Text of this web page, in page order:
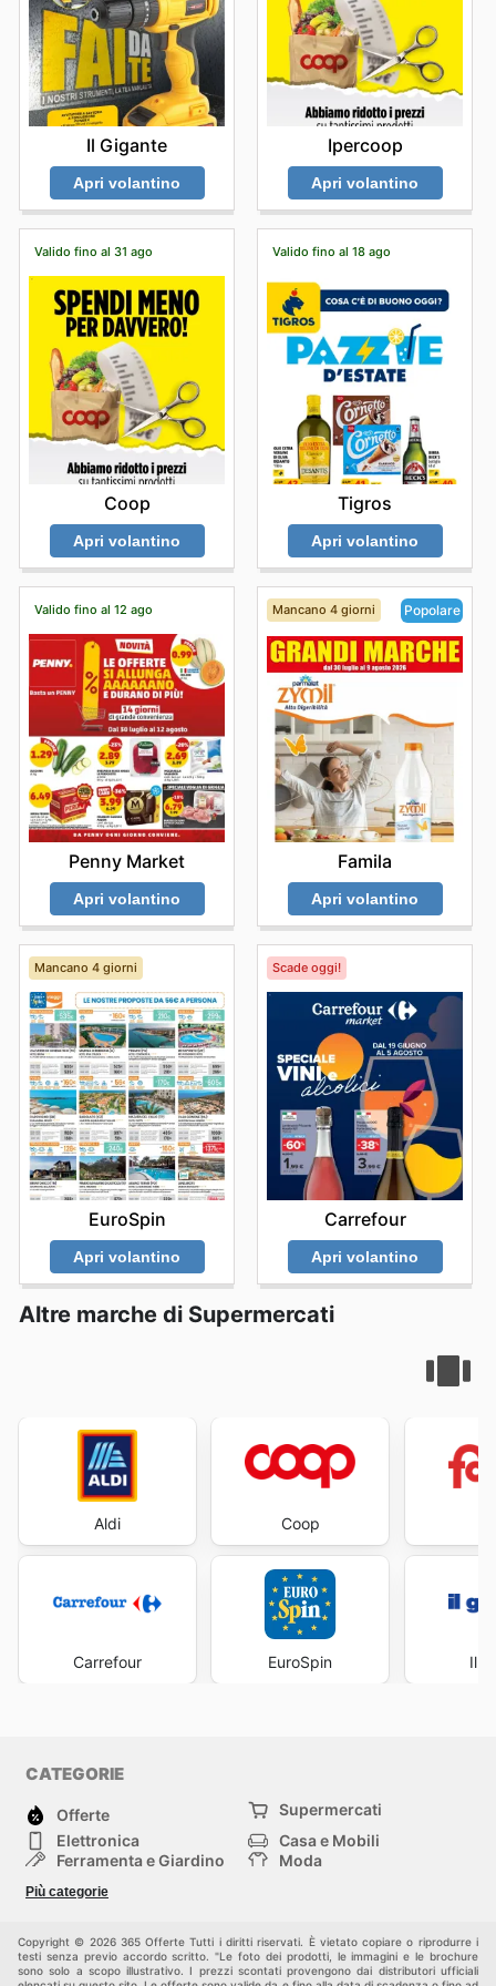
Il Gigante
Apri volantino
Ipercoop
Apri volantino
Valido fino al 31 ago
Coop
Apri volantino
Valido fino al 18 ago
Tigros
Apri volantino
Valido fino al 12 ago
Penny Market
Apri volantino
Mancano 4 giorni Popolare
Famila
Apri volantino
Mancano 4 giorni
EuroSpin
Apri volantino
Scade oggi!
Carrefour
Apri volantino
Altre marche di Supermercati
Aldi
Carrefour
Coop
EuroSpin Il
CATEGORIE
Offerte
Supermercati
Elettronica
Casa e Mobili
Ferramenta e Giardino
Moda
Bambini e Neonati
Più categorie
Copyright © 2026 365 Offerte Tutti i diritti riservati. È vietato copiare o riprodurre i
testi senza previo accordo scritto. "Le foto dei prodotti, le immagini e le brochure
sono solo a scopo illustrativo. I prezzi scontati provengono dai distributori ufficiali